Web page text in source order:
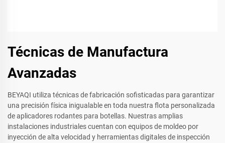
Técnicas de Manufactura
Avanzadas
BEYAQI utiliza técnicas de fabricación sofisticadas para garantizar
una precisión física inigualable en toda nuestra flota personalizada
de aplicadores rodantes para botellas. Nuestras amplias
instalaciones industriales cuentan con equipos de moldeo por
inyección de alta velocidad y herramientas digitales de inspección